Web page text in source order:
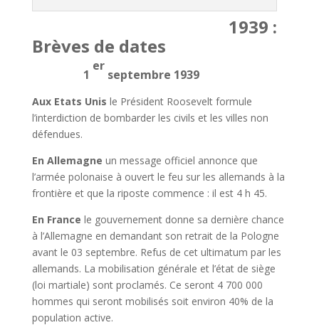
1939 :
Brèves de dates
1
er
septembre 1939
Aux Etats Unis le Président Roosevelt formule
l’interdiction de bombarder les civils et les villes non
défendues.
En Allemagne un message officiel annonce que
l’armée polonaise à ouvert le feu sur les allemands à la
frontière et que la riposte commence : il est 4 h 45.
En France le gouvernement donne sa dernière chance
à l’Allemagne en demandant son retrait de la Pologne
avant le 03 septembre. Refus de cet ultimatum par les
allemands. La mobilisation générale et l’état de siège
(loi martiale) sont proclamés. Ce seront 4 700 000
hommes qui seront mobilisés soit environ 40% de la
population active.